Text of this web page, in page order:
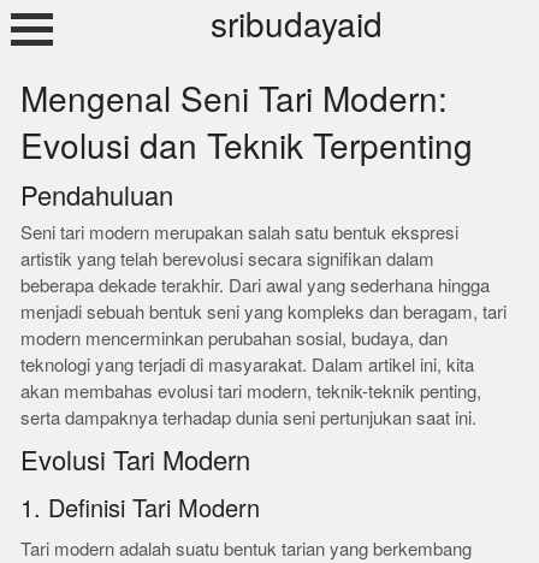
Skip
to
sribudayaid
Mengenal Seni Tari Modern:
Evolusi dan Teknik Terpenting
Pendahuluan
Seni tari modern merupakan salah satu bentuk ekspresi
artistik yang telah berevolusi secara signifikan dalam
beberapa dekade terakhir. Dari awal yang sederhana hingga
menjadi sebuah bentuk seni yang kompleks dan beragam, tari
modern mencerminkan perubahan sosial, budaya, dan
teknologi yang terjadi di masyarakat. Dalam artikel ini, kita
akan membahas evolusi tari modern, teknik-teknik penting,
serta dampaknya terhadap dunia seni pertunjukan saat ini.
Evolusi Tari Modern
1. Definisi Tari Modern
Tari modern adalah suatu bentuk tarian yang berkembang